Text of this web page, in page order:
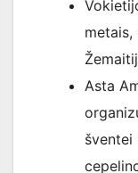
Asta
šventei